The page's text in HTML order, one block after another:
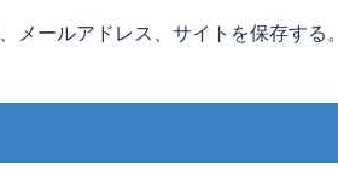
ールアドレス、サイトを保存する。